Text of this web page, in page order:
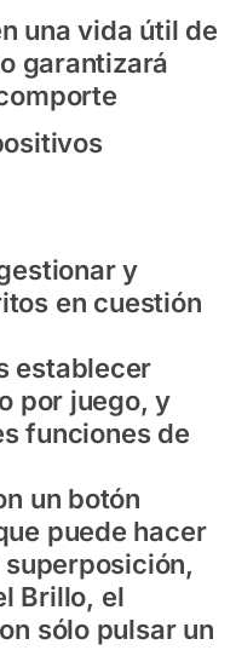
una vida útil de
garantizará
y
en cuestión
establecer
por juego, y
funciones de
un botón
puede hacer
Brillo, el
sólo pulsar un